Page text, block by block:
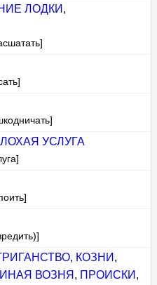
ЛОДКИ ,
УСЛУГА
, КОЗНИ ,
ВОЗНЯ , ПРОИСКИ ,